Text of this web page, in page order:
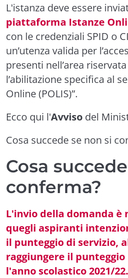
L'istanza deve essere
piattaforma Istanze
con le credenziali SPID o
un’utenza valida per
presenti nell’area
l’abilitazione specifica al
Online (POLIS)”.
Ecco qui l'Avviso del
Cosa succede se non si
Cosa
conferma?
L'invio della domanda è
quegli aspiranti
il punteggio di servizio,
raggiungere il
l'anno scolastico2021/22.